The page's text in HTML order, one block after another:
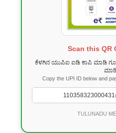
Scan this QR
ಕೆಳಗಿನ ಯುಪಿಐ ಐಡಿ ಕಾಪಿ ಮಾಡಿ
Copy the UPI ID below and
TULUNADU